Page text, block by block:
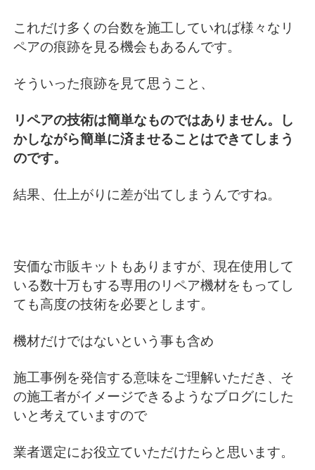
これだけ多くの台数を施工していれば様々なリ
ペアの痕跡を見る機会もあるんです。
そういった痕跡を見て思うこと、
リペアの技術は簡単なものではありません。し
かしながら簡単に済ませることはできてしまう
のです。
結果、仕上がりに差が出てしまうんですね。
安価な市販キットもありますが、現在使用して
いる数十万もする専用のリペア機材をもってし
ても高度の技術を必要とします。
機材だけではないという事も含め
施工事例を発信する意味をご理解いただき、そ
の施工者がイメージできるようなブログにした
いと考えていますので
業者選定にお役立ていただけたらと思います。